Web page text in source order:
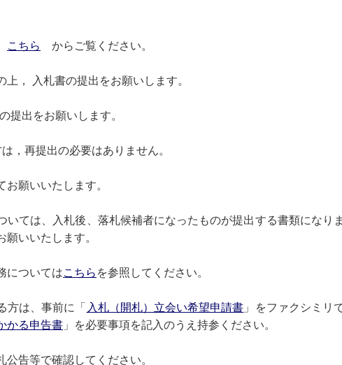
こちら からご覧ください。
， 入札書の提出をお願いします。
提出をお願いします。
，再提出の必要はありません。
願いいたします。
いては、入札後、落札候補者になったものが提出する書類になり
いいたします。
についてはこちら を参照してください。
方は、事前に「 入札（開札）立会い希望申請書 」をファクシミリ
かる申告書 」を必要事項を記入のうえ持参ください。
公告等で確認してください。